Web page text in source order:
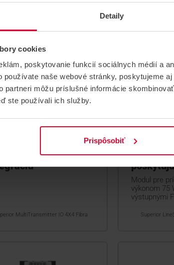
Detaily
cookies
poskytovanie funkcií sociálnych médií a
používate naše webové stránky, poskytujeme
partneri môžu príslušné informácie
ste používali ich služby.
Prispôsobiť
Superior
Fibra Modul pre
MultiTransmitter IO 4X4 Fibra
AJAX
Black
Modul pre
výkonom 75
výstupnými
Superior